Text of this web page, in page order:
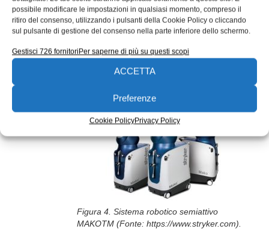
possibile modificare le impostazioni in qualsiasi momento, compreso il
ritiro del consenso, utilizzando i pulsanti della Cookie Policy o cliccando
sul pulsante di gestione del consenso nella parte inferiore dello schermo.
Gestisci 726 fornitoriPer saperne di più su questi scopi
ACCETTA
Preferenze
Cookie PolicyPrivacy Policy
Systems, azienda che sviluppò e distribuì per
prima il sistema. Un altro sistema interessante è il
braccio robotico semiattivo Mako, utilizzato
nell’artroplastica dell’anca e del ginocchio,
mostrato in
Figura 4. Sistema robotico semiattivo
MAKOTM (Fonte: https://www.stryker.com).